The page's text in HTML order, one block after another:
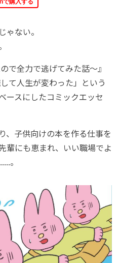
ない。
で全力で逃げてみた話～』
して人生が変わった」という
ースにしたコミックエッセ
、子供向けの本を作る仕事を
輩にも恵まれ、いい職場でよ
。